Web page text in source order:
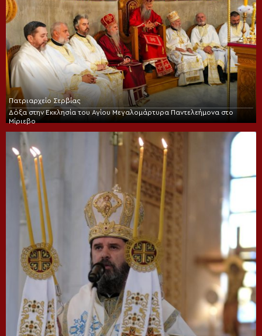
Πατριαρχείο Σερβίας
Δόξα στην Εκκλησία του Αγίου Μεγαλομάρτυρα Παντελεήμονα στο
Μίριεβο